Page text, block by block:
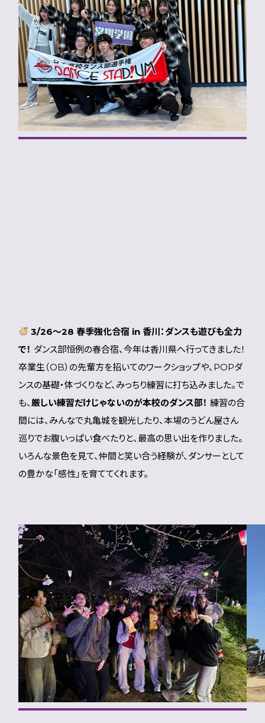
3/26〜28 春季強化合宿 in 香川：ダンスも遊びも全力
で！ ダンス部恒例の春合宿、今年は香川県へ行ってきました！
卒業生（OB）の先輩方を招いてのワークショップや、POPダ
ンスの基礎・体づくりなど、みっちり練習に打ち込みました。で
も、厳しい練習だけじゃないのが本校のダンス部！ 練習の合
間には、みんなで丸亀城を観光したり、本場のうどん屋さん
巡りでお腹いっぱい食べたりと、最高の思い出を作りました。
いろんな景色を見て、仲間と笑い合う経験が、ダンサーとして
の豊かな「感性」を育ててくれます。